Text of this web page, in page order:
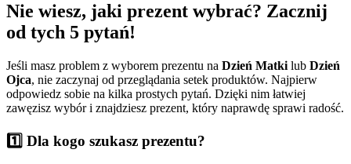
Nie wiesz, jaki prezent wybrać? Zacznij
od tych 5 pytań!
Jeśli masz problem z wyborem prezentu na Dzień Matki lub Dzień
Ojca, nie zaczynaj od przeglądania setek produktów. Najpierw
odpowiedz sobie na kilka prostych pytań. Dzięki nim łatwiej
zawęzisz wybór i znajdziesz prezent, który naprawdę sprawi radość.
1️⃣ Dla kogo szukasz prezentu?